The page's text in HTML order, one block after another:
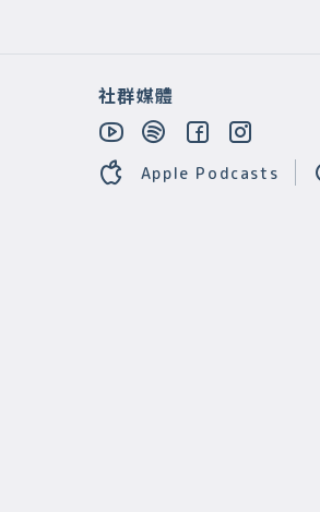
社群媒體
Apple Podcasts